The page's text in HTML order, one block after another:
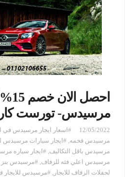
مرسيدس- تورست كار
12/05/2022 #اسعار ايجار مرسيدس في
مرسيدس فخمه, #ايجار سيارات مرسيدس
مرسيدس باقل التكاليف, #ايجار سياره
مرسيدس اعلي فئه للزفاف, #مرسيدس بنز
لحفلات الزفاف للايجار , #مرسيدس للايجار في